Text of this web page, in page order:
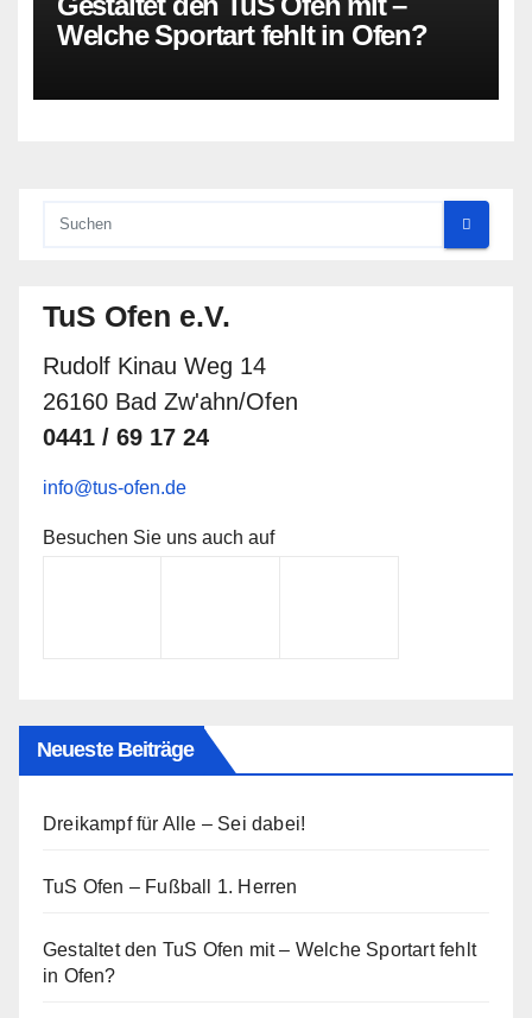
Welche Sportart fehlt in Ofen?
TuS Ofen e.V.
Rudolf Kinau Weg 14
26160 Bad Zw'ahn/Ofen
0441 / 69 17 24
info@tus-ofen.de
Besuchen Sie uns auch auf
Neueste Beiträge
Dreikampf für Alle – Sei dabei!
TuS Ofen – Fußball 1. Herren
Gestaltet den TuS Ofen mit – Welche Sportart fehlt
in Ofen?